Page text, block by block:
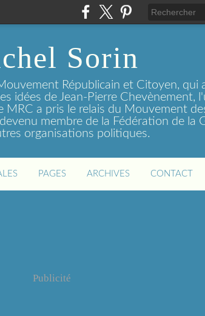
Sorin
Républicain et Citoyen, qui
idées de Jean-Pierre Chevènement,
a pris le relais du Mouvement
membre de la Fédération de la
organisations politiques.
PAGES ARCHIVES CONTACT
Publicité